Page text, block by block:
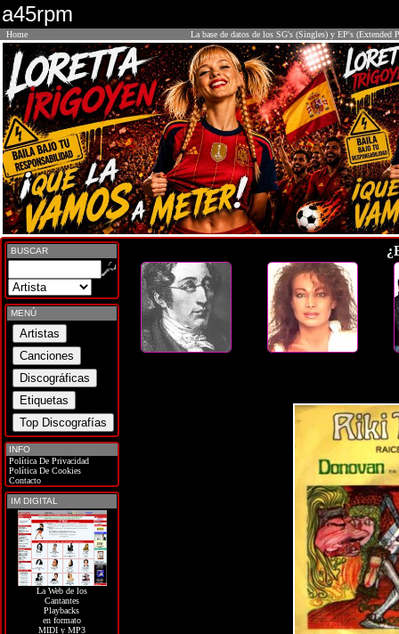
a45rpm
Home La base de datos de los SG's (Singles) y EP's (Extended
BUSCAR
MENÚ
INFO
Política De Privacidad
Política De Cookies
Contacto
IM DIGITAL
La Web de los
Cantantes
Playbacks
en formato
MIDI y MP3